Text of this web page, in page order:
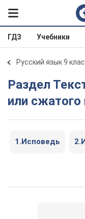
ГДЗ Учебники
Русский язык 9
Раздел Тексты для подробного
или
1.Исповедь